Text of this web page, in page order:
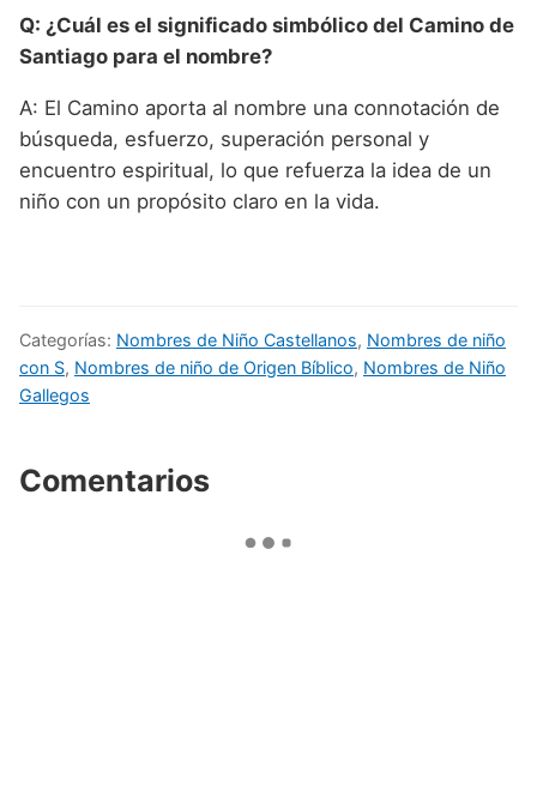
Q: ¿Cuál es el significado simbólico del Camino de
Santiago para el nombre?
A: El Camino aporta al nombre una connotación de
búsqueda, esfuerzo, superación personal y
encuentro espiritual, lo que refuerza la idea de un
niño con un propósito claro en la vida.
Categorías: Nombres de Niño Castellanos, Nombres de niño
con S, Nombres de niño de Origen Bíblico, Nombres de Niño
Gallegos
Comentarios